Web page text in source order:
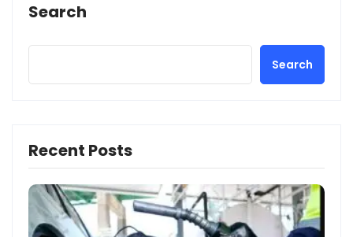
Search
Search
Recent Posts